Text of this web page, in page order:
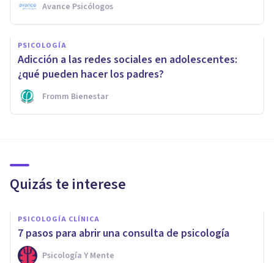
Avance Psicólogos
PSICOLOGÍA
Adicción a las redes sociales en adolescentes:
¿qué pueden hacer los padres?
Fromm Bienestar
Quizás te interese
PSICOLOGÍA CLÍNICA
7 pasos para abrir una consulta de psicología
Psicología Y Mente